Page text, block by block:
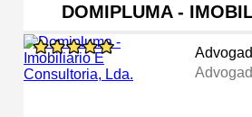
DOMIPLUMA -